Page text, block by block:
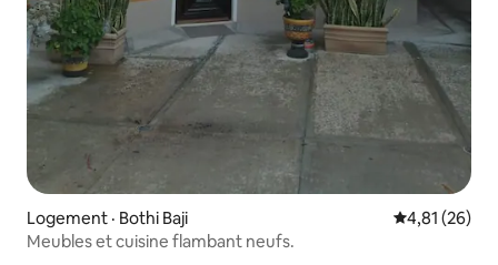
Logement · Bothi Baji Note
4,81 (26)
Meubles et cuisine flambant neufs.